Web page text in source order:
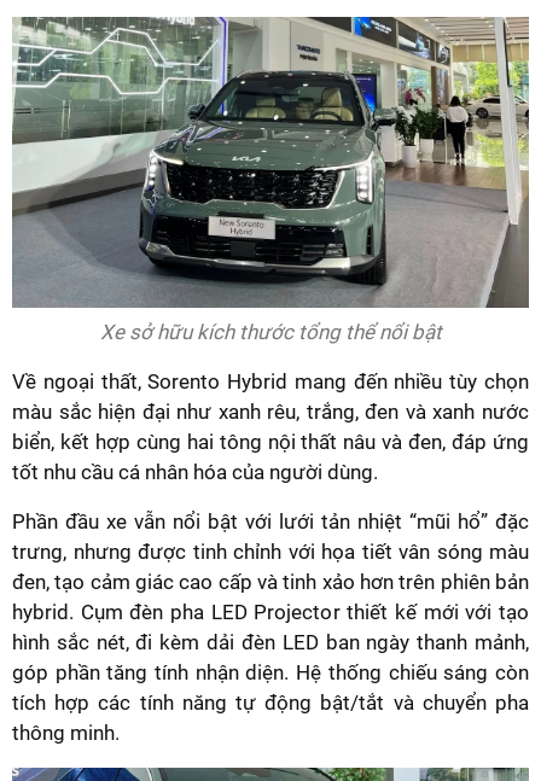
Xe sở hữu kích thước tổng thể nổi bật
Về ngoại thất, Sorento Hybrid mang đến nhiều tùy chọn
màu sắc hiện đại như xanh rêu, trắng, đen và xanh nước
biển, kết hợp cùng hai tông nội thất nâu và đen, đáp ứng
tốt nhu cầu cá nhân hóa của người dùng.
Phần đầu xe vẫn nổi bật với lưới tản nhiệt “mũi hổ” đặc
trưng, nhưng được tinh chỉnh với họa tiết vân sóng màu
đen, tạo cảm giác cao cấp và tinh xảo hơn trên phiên bản
hybrid. Cụm đèn pha LED Projector thiết kế mới với tạo
hình sắc nét, đi kèm dải đèn LED ban ngày thanh mảnh,
góp phần tăng tính nhận diện. Hệ thống chiếu sáng còn
tích hợp các tính năng tự động bật/tắt và chuyển pha
thông minh.